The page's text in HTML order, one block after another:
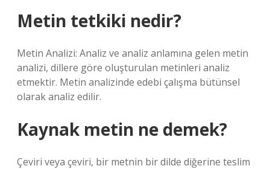
Metin tetkiki nedir?
Metin Analizi: Analiz ve analiz anlamına gelen metin
analizi, dillere göre oluşturulan metinleri analiz
etmektir. Metin analizinde edebi çalışma bütünsel
olarak analiz edilir.
Kaynak metin ne demek?
Çeviri veya çeviri, bir metnin bir dilde diğerine teslim